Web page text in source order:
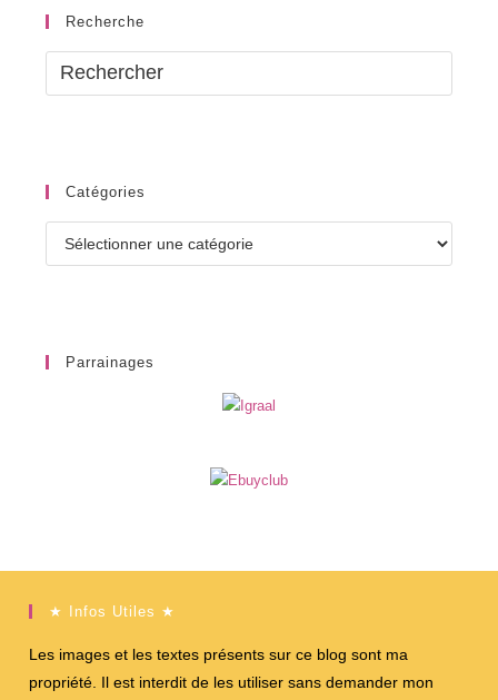
Recherche
Catégories
Parrainages
★ Infos Utiles ★
Les images et les textes présents sur ce blog sont ma
propriété. Il est interdit de les utiliser sans demander mon